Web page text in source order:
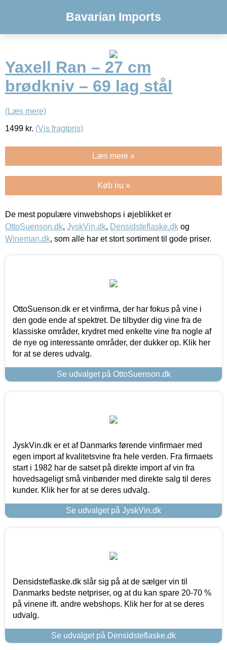
Bavarian Imports
Yaxell Ran – 27 cm
brødkniv – 69 lag stål
(Læs mere)
1499 kr. (Vis fragtpris)
Læs mere »
Køb nu »
De mest populære vinwebshops i øjeblikket er
OttoSuenson.dk, JyskVin.dk, Densidsteflaske.dk og
Wineman.dk, som alle har et stort sortiment til gode priser.
OttoSuenson.dk er et vinfirma, der har fokus på vine i
den gode ende af spektret. De tilbyder dig vine fra de
klassiske områder, krydret med enkelte vine fra nogle af
de nye og interessante områder, der dukker op. Klik her
for at se deres udvalg.
Se udvalget på OttoSuenson.dk
JyskVin.dk er et af Danmarks førende vinfirmaer med
egen import af kvalitetsvine fra hele verden. Fra firmaets
start i 1982 har de satset på direkte import af vin fra
hovedsageligt små vinbønder med direkte salg til deres
kunder. Klik her for at se deres udvalg.
Se udvalget på JyskVin.dk
Densidsteflaske.dk slår sig på at de sælger vin til
Danmarks bedste netpriser, og at du kan spare 20-70 %
på vinene ift. andre webshops. Klik her for at se deres
udvalg.
Se udvalget på Densidsteflaske.dk